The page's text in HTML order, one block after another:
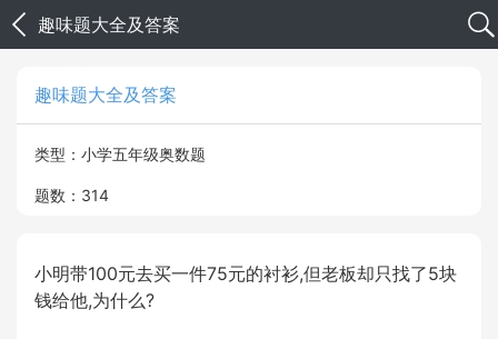
趣味题大全及答案
趣味题大全及答案
类型：小学五年级奥数题
题数：314
小明带100元去买一件75元的衬衫,但老板却只找了5块
钱给他,为什么?